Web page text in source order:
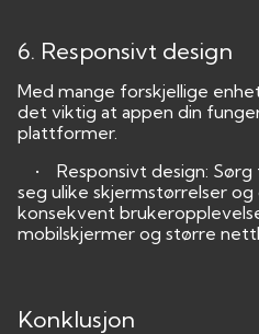
6. Responsivt design
Med mange forskjellige
det viktig at appen din
plattformer.
• Responsivt design: Sørg
seg ulike skjermstørrelser
konsekvent
mobilskjermer og større
Konklusjon